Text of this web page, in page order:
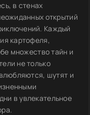
в стенах
открытий
Каждый
картофеля,
множество тайн и
не только
шутят и
в увлекательное